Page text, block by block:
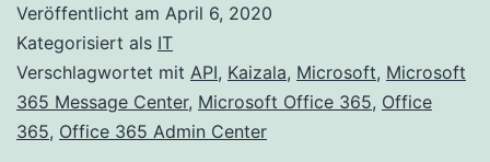
der
Kaizala-
API
auf
Veröffentlicht am April 6, 2020
Kategorisiert als IT
Verschlagwortet mit API, Kaizala, Microsoft, Microsoft
365 Message Center, Microsoft Office 365, Office
365, Office 365 Admin Center